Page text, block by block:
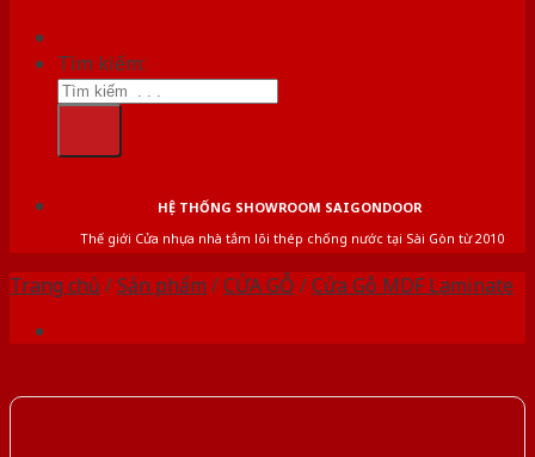
Tìm kiếm:
HỆ THỐNG SHOWROOM SAIGONDOOR
Thế giới Cửa nhựa nhà tắm lõi thép chống nước tại Sài Gòn từ 2010
Trang chủ /Sản phẩm /CỬA GỖ /Cửa Gỗ MDF Laminate